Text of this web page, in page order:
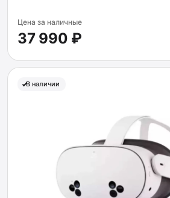
Цена за наличные
37 990 ₽
В наличии